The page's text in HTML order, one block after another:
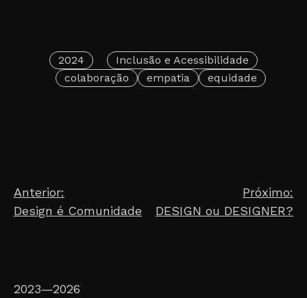
2024
Inclusão e Acessibilidade
colaboração
empatia equidade
Post
navigation
Anterior:
Design é Comunidade
Próximo:
DESIGN ou DESIGNER?
2023—2026